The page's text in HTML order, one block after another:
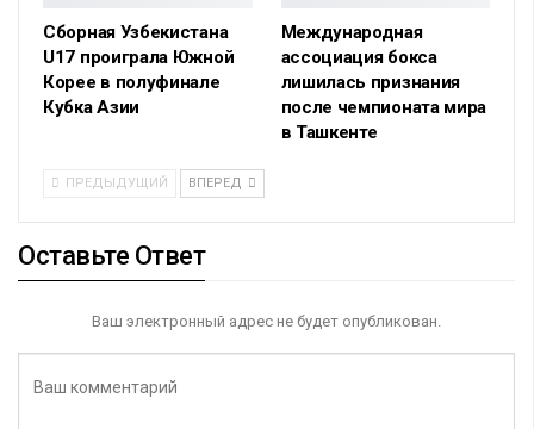
Сборная Узбекистана
U17 проиграла Южной
Корее в полуфинале
Кубка Азии
Международная
ассоциация бокса
лишилась признания
после чемпионата мира
в Ташкенте
ПРЕДЫДУЩИЙ ВПЕРЕД
Оставьте Ответ
Ваш электронный адрес не будет опубликован.